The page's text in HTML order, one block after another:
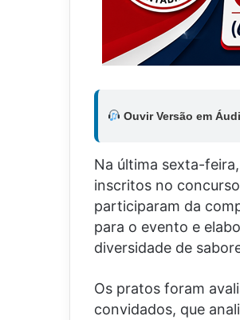
Ouvir Versão em
Na última sexta-
inscritos no
participaram da
para o evento e
diversidade de
Os pratos foram
convidados, que